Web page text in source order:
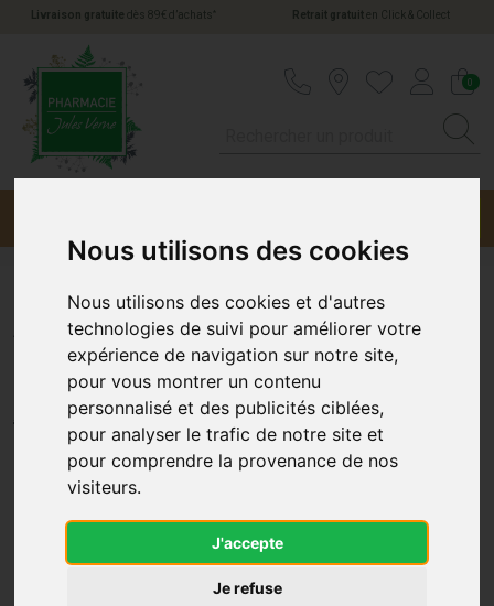
Nous utilisons des cookies
Nous utilisons des cookies et d'autres
technologies de suivi pour améliorer votre
expérience de navigation sur notre site,
pour vous montrer un contenu
personnalisé et des publicités ciblées,
pour analyser le trafic de notre site et
pour comprendre la provenance de nos
visiteurs.
J'accepte
Je refuse
Livraison gratuite dès 89€ d’achats * Retrait gratuiten Click & Collect
0
A-Derma Exomega Control
Spr 50Ml
A-DERMA